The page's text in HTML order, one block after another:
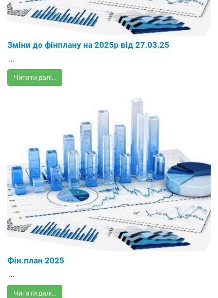
Зміни до фінплану на 2025р від 27.03.25
...
Читати далі…
Фін.план 2025
...
Читати далі…